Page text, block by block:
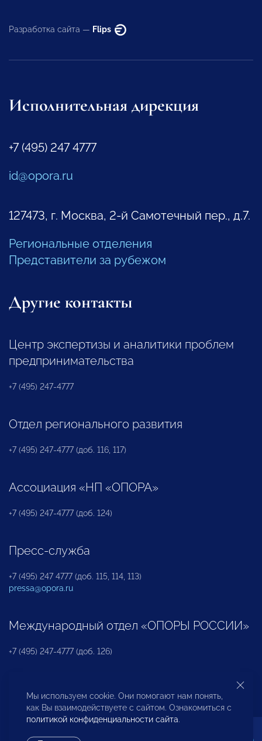
Разработка сайта — Flips
Исполнительная дирекция
+7 (495) 247 4777
id@opora.ru
127473, г. Москва, 2-й Самотечный пер., д.7.
Региональные отделения
Представители за рубежом
Другие контакты
Центр экспертизы и аналитики проблем
предпринимательства
+7 (495) 247-4777
Отдел регионального развития
+7 (495) 247-4777 (доб. 116, 117)
Ассоциация «НП «ОПОРА»
+7 (495) 247-4777 (доб. 124)
Пресс-служба
+7 (495) 247 4777 (доб. 115, 114, 113)
pressa@opora.ru
Международный отдел «ОПОРЫ РОССИИ»
+7 (495) 247-4777 (доб. 126)
Бюро по защите прав предпринимателей и
инвесторов
Мы используем cookie. Они помогают нам понять,
как Вы взаимодействуете с сайтом. Ознакомиться с
политикой конфиденциальности сайта.